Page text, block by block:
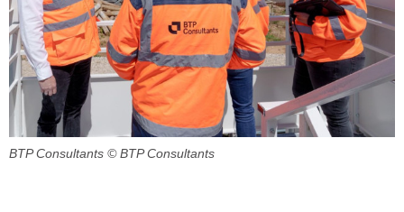
BTP Consultants © BTP Consultants